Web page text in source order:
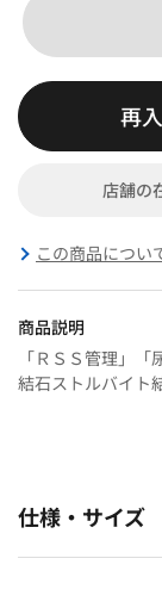
再
店舗の
この商品につい
商品説明
「ＲＳＳ管理」
結石ストルバイト
仕様・サイズ